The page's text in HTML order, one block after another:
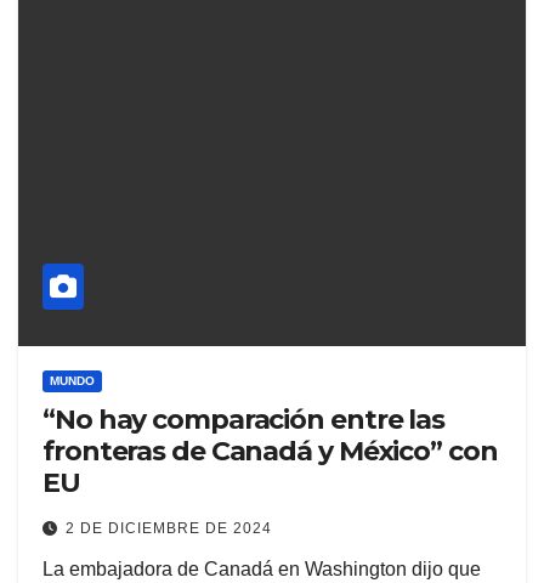
MUNDO
“No hay comparación entre las
fronteras de Canadá y México” con
EU
2 DE DICIEMBRE DE 2024
La embajadora de Canadá en Washington dijo que